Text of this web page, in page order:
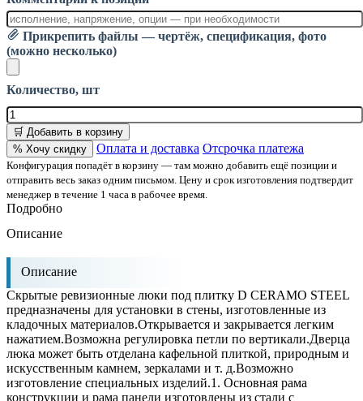
Прикрепить файлы — чертёж, спецификация, фото
(можно несколько)
Количество, шт
🛒 Добавить в корзину
% Хочу скидку
Оплата и доставка Отсрочка платежа
Конфигурация попадёт в корзину — там можно добавить ещё позиции и
отправить весь заказ одним письмом. Цену и срок изготовления подтвердит
менеджер в течение 1 часа в рабочее время.
Подробно
Описание
Описание
Скрытые ревизионные люки под плитку D CERAMO STEEL
предназначены для установки в стены, изготовленные из
кладочных материалов.Открывается и закрывается легким
нажатием.Возможна регулировка петли по вертикали.Дверца
люка может быть отделана кафельной плиткой, природным и
искусственным камнем, зеркалами и т. д.Возможно
изготовление специальных изделий.1. Основная рама
конструкции и рама панели изготовлены из стали с